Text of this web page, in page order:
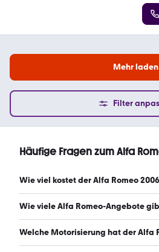
Mehr laden
Filter
Häufige Fragen zum Alfa
Wie viel kostet der Alfa Romeo
Ein guter Preis für einen Alfa
Wie viele Alfa Romeo-Angebote
Es gibt insgesamt 142 Alfa Romeo
Welche Motorisierung hat der Alfa